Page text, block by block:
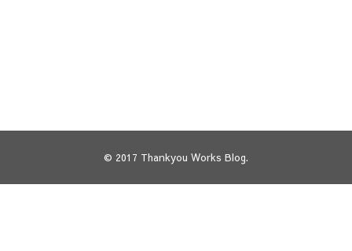
© 2017 Thankyou Works Blog.